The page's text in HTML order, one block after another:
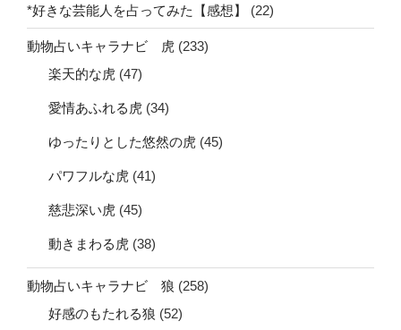
*好きな芸能人を占ってみた【感想】 (22)
動物占いキャラナビ 虎 (233)
楽天的な虎 (47)
愛情あふれる虎 (34)
ゆったりとした悠然の虎 (45)
パワフルな虎 (41)
慈悲深い虎 (45)
動きまわる虎 (38)
動物占いキャラナビ 狼 (258)
好感のもたれる狼 (52)